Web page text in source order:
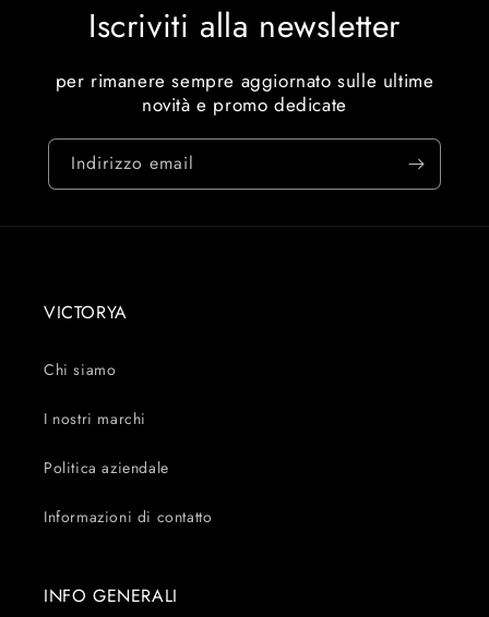
Iscriviti alla newsletter
per rimanere sempre aggiornato sulle ultime
novità e promo dedicate
Indirizzo email
VICTORYA
Chi siamo
I nostri marchi
Politica aziendale
Informazioni di contatto
INFO GENERALI